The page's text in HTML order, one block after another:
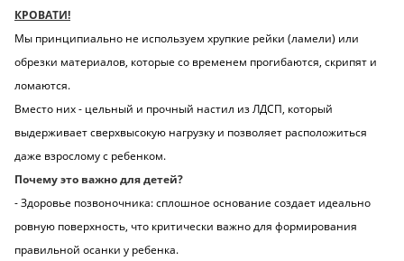
КРОВАТИ!
Мы принципиально не используем хрупкие рейки (ламели) или
обрезки материалов, которые со временем прогибаются, скрипят и
ломаются.
Вместо них - цельный и прочный настил из ЛДСП, который
выдерживает сверхвысокую нагрузку и позволяет расположиться
даже взрослому с ребенком.
Почему это важно для детей?
- Здоровье позвоночника: сплошное основание создает идеально
ровную поверхность, что критически важно для формирования
правильной осанки у ребенка.